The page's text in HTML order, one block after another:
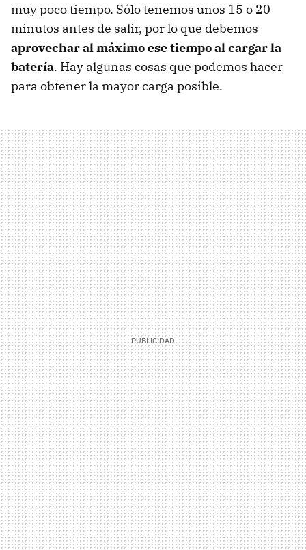
muy poco tiempo. Sólo tenemos unos 15 o 20
minutos antes de salir, por lo que debemos
aprovechar al máximo ese tiempo al cargar la
batería. Hay algunas cosas que podemos hacer
para obtener la mayor carga posible.